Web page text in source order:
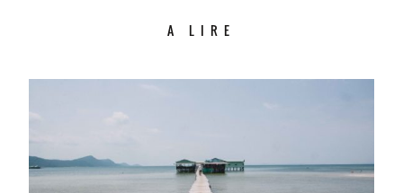
A LIRE